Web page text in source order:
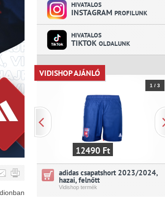
HIVATALOS
INSTAGRAM PROFILUNK
HIVATALOS
TIKTOK OLDALUNK
VIDISHOP AJÁNLÓ
VIDISHOP AJÁNLÓ
1 / 3
12490 Ft
adidas csapatshort 2023/2024,
hazai, felnőtt
Vidishop termék